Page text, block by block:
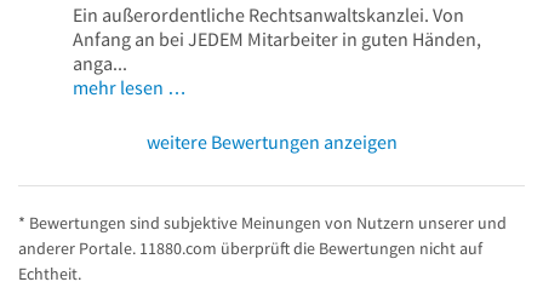
Ein außerordentliche Rechtsanwaltskanzlei. Von
Anfang an bei JEDEM Mitarbeiter in guten Händen,
anga...
mehr lesen …
weitere Bewertungen anzeigen
* Bewertungen sind subjektive Meinungen von Nutzern unserer und
anderer Portale. 11880.com überprüft die Bewertungen nicht auf
Echtheit.